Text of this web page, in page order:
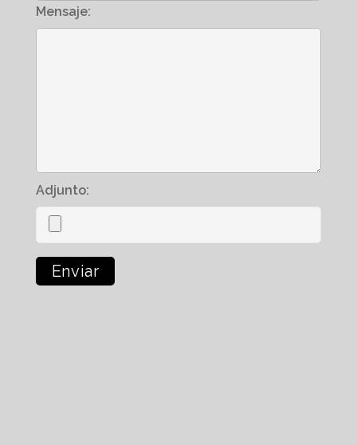
Mensaje:
Adjunto: